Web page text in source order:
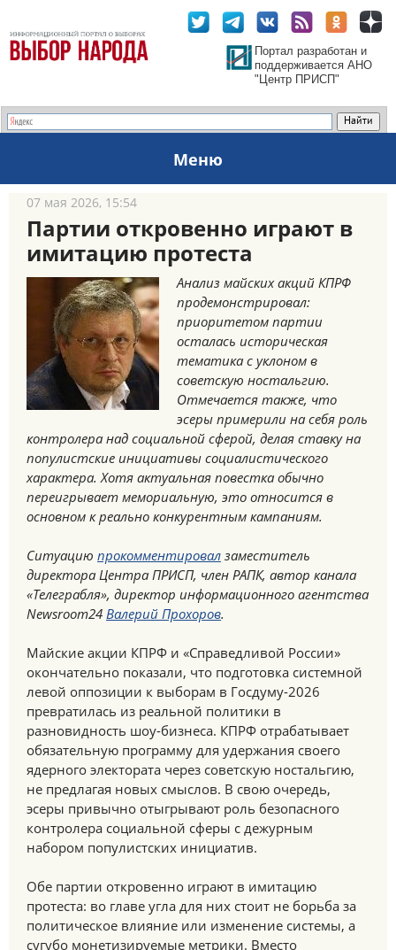
Портал разработан и
поддерживается АНО
"Центр ПРИСП"
Меню
07 мая 2026, 15:54
Партии откровенно играют в
имитацию протеста
Анализ майских акций КПРФ
продемонстрировал:
приоритетом партии
осталась историческая
тематика с уклоном в
советскую ностальгию.
Отмечается также, что
эсеры примерили на себя роль
контролера над социальной сферой, делая ставку на
популистские инициативы социалистического
характера. Хотя актуальная повестка обычно
переигрывает мемориальную, это относится в
основном к реально конкурентным кампаниям.
Ситуацию прокомментировал заместитель
директора Центра ПРИСП, член РАПК, автор канала
«Телеграбля», директор информационного агентства
Newsroom24 Валерий Прохоров.
Майские акции КПРФ и «Справедливой России»
окончательно показали, что подготовка системной
левой оппозиции к выборам в Госдуму-2026
превратилась из реальной политики в
разновидность шоу-бизнеса. КПРФ отрабатывает
обязательную программу для удержания своего
ядерного электората через советскую ностальгию,
не предлагая новых смыслов. В свою очередь,
эсеры привычно отыгрывают роль безопасного
контролера социальной сферы с дежурным
набором популистских инициатив.
Обе партии откровенно играют в имитацию
протеста: во главе угла для них стоит не борьба за
политическое влияние или изменение системы, а
сугубо монетизируемые метрики. Вместо